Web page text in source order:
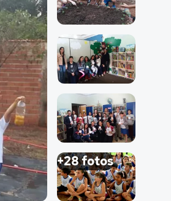
Imagem 1
Imagem 2
Imagem 3
+28 fotos